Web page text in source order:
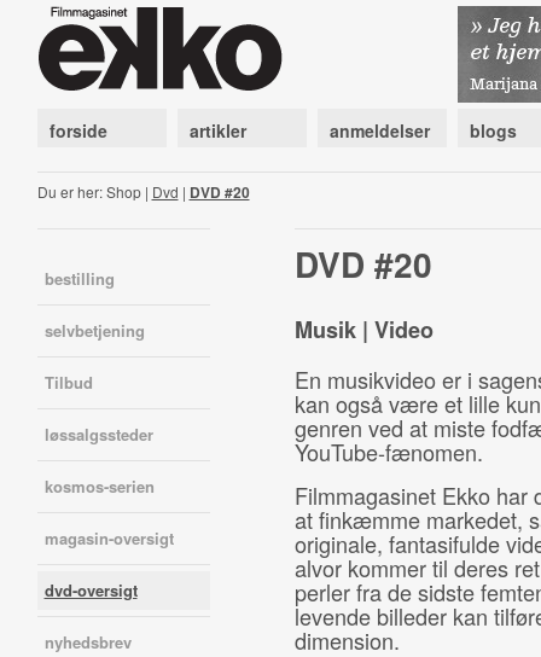
forside artikler anmeldelser blogs
Du er her: Shop | Dvd | DVD #20
bestilling
selvbetjening
Tilbud
løssalgssteder
kosmos-serien
magasin-oversigt
dvd-oversigt
nyhedsbrev
DVD #20
Musik | Video
En musikvideo er i
kan også være et lille
genren ved at miste
YouTube-fænomen.
Filmmagasinet Ekko
at finkæmme markedet,
originale, fantasifulde
alvor kommer til deres
perler fra de sidste
levende billeder kan
dimension.